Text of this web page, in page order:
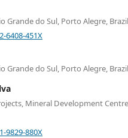
Grande do Sul, Porto Alegre, Brazil
6408-451X
Grande do Sul, Porto Alegre, Brazil
Mineral Development Centre
9829-880X